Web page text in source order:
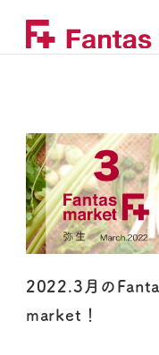
2022.3月の
market！